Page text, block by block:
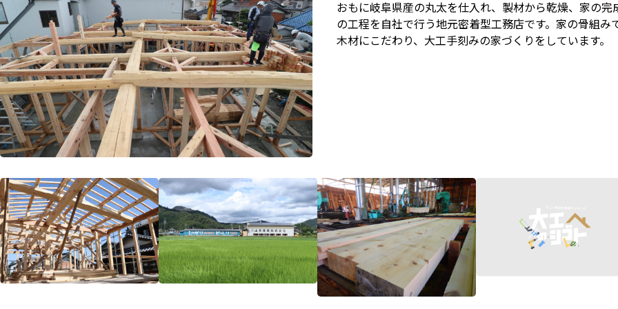
おもに岐阜県産の丸太を仕入れ、製材から乾燥、家の完
の工程を自社で行う地元密着型工務店です。家の骨組み
木材にこだわり、大工手刻みの家づくりをしています。